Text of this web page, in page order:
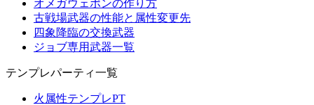
オメガウェポンの作り方
古戦場武器の性能と属性変更先
四象降臨の交換武器
ジョブ専用武器一覧
テンプレパーティ一覧
火属性テンプレPT